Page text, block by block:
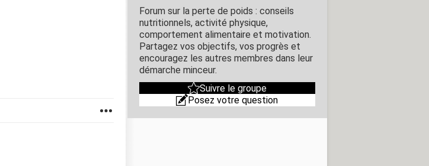
Forum sur la perte de poids : conseils
nutritionnels, activité physique,
comportement alimentaire et motivation.
Partagez vos objectifs, vos progrès et
encouragez les autres membres dans leur
démarche minceur.
Suivre le groupe
Posez votre question